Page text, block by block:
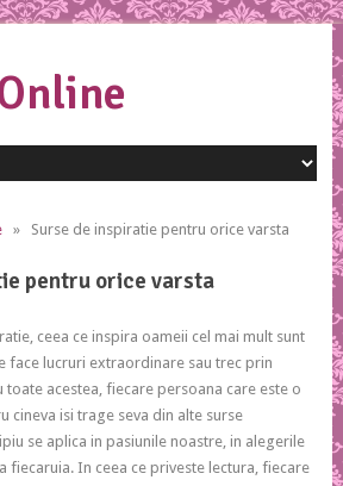
» Surse de inspiratie pentru orice varsta
pentru orice varsta
ceea ce inspira oameii cel mai mult sunt
face lucruri extraordinare sau trec prin
acestea, fiecare persoana care este o
cineva isi trage seva din alte surse
se aplica in pasiunile noastre, in alegerile
fiecaruia. In ceea ce priveste lectura, fiecare